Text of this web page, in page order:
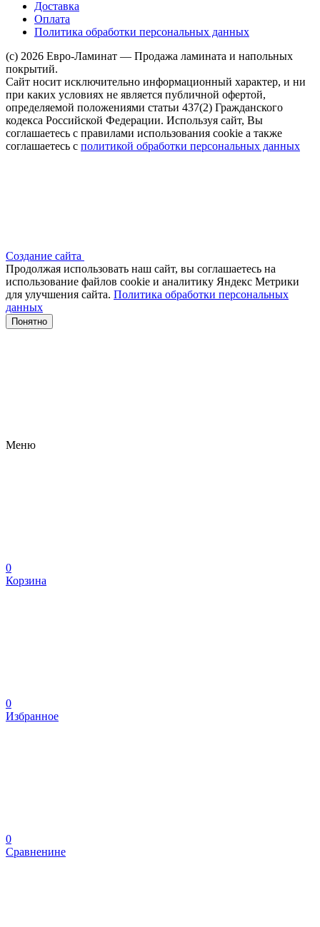
Доставка
Оплата
Политика обработки персональных данных
(c) 2026 Евро-Ламинат — Продажа ламината и напольных
покрытий.
Сайт носит исключительно информационный характер, и ни
при каких условиях не является публичной офертой,
определяемой положениями статьи 437(2) Гражданского
кодекса Российской Федерации. Используя сайт, Вы
соглашаетесь с правилами использования cookie а также
соглашаетесь с политикой обработки персональных данных
Создание сайта
Продолжая использовать наш сайт, вы соглашаетесь на
использование файлов сооkіе и аналитику Яндекс Метрики
для улучшения сайта. Политика обработки персональных
данных
Понятно
Меню
0
Корзина
0
Избранное
0
Сравненине